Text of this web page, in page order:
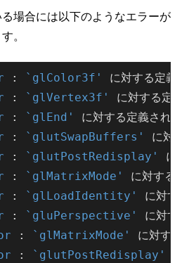
場合には以下のようなエラーが
。
: `glColor3f'
に対する定義
: `glVertex3f'
に対する定
: `glEnd'
に対する定義され
: `glutSwapBuffers'
に対
: `glutPostRedisplay'
に
: `glMatrixMode'
に対する
: `glLoadIdentity'
に対す
: `gluPerspective'
に対す
: `glMatrixMode'
に対す
: `glutPostRedisplay'